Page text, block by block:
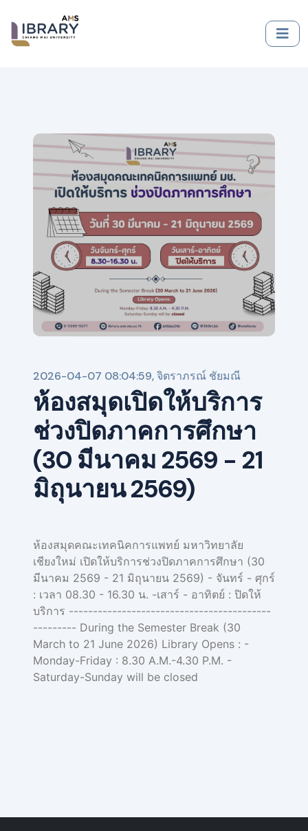
2026-04-07 08:04:59, จิตราภรณ์ ชัยมณี
ห้องสมุดเปิดให้บริการ
ช่วงปิดภาคการศึกษา
(30 มีนาคม 2569 - 21
มิถุนายน 2569)
ห้องสมุดคณะเทคนิคการแพทย์ มหาวิทยาลัย
เชียงใหม่ เปิดให้บริการช่วงปิดภาคการศึกษา (30
มีนาคม 2569 - 21 มิถุนายน 2569) - จันทร์ - ศุกร์
: เวลา 08.30 - 16.30 น. -เสาร์ - อาทิตย์ : ปิดให้
บริการ ------------------------------------------
--------- During the Semester Break (30
March to 21 June 2026) Library Opens : -
Monday-Friday : 8.30 A.M.-4.30 P.M. -
Saturday-Sunday will be closed